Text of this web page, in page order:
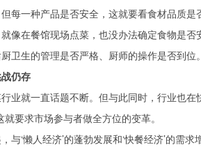
每一种产品是否安全，这就要看食材品质是
像在餐馆现场点菜，也没办法确定食物是
卫生的管理是否严格、厨师的操作是否到位。
仍存
业就一直话题不断。但与此同时，行业也
要求市场参与者做全方位的变革。
与‘懒人经济’的蓬勃发展和‘快餐经济’的需